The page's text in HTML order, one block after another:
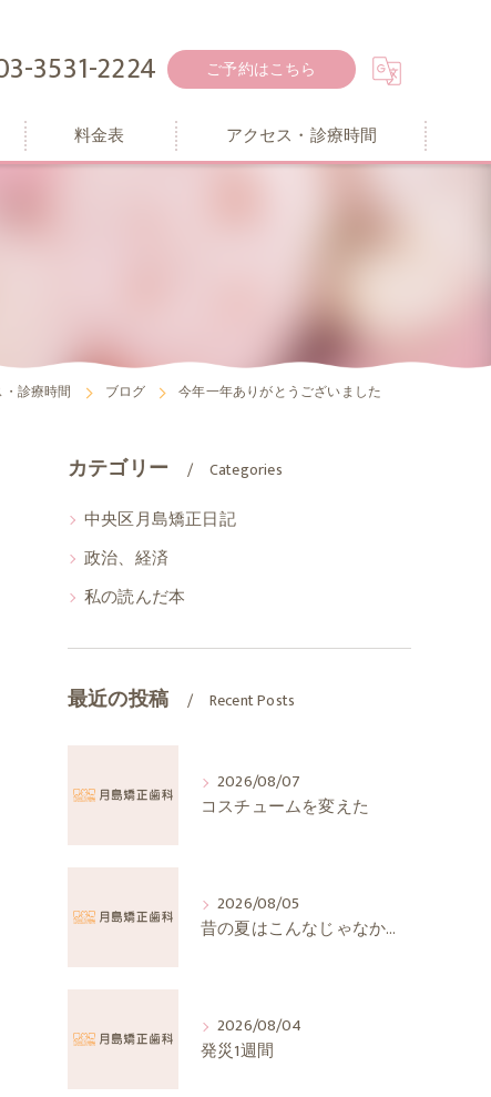
3531-2224 ご予約はこちら
料金表 アクセス・診療時間
診療時間 ブログ 今年一年ありがとうございました
カテゴリー Categories
中央区月島矯正日記
政治、経済
私の読んだ本
最近の投稿 Recent Posts
2026/08/07
コスチュームを変えた
2026/08/05
昔の夏はこんなじゃなかったか
2026/08/04
発災1週間